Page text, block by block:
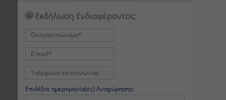
Εκδήλωση Ενδιαφέροντος:
Επιλέξτε ημερομηνία(ες) Αναχώρησης: